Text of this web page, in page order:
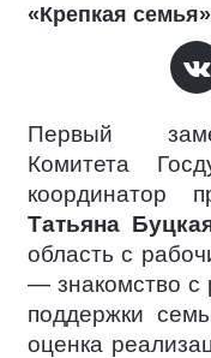
«Крепкая семья»
Первый
Комитета
координатор
Татьяна
область с
— знакомство с
поддержки
оценка